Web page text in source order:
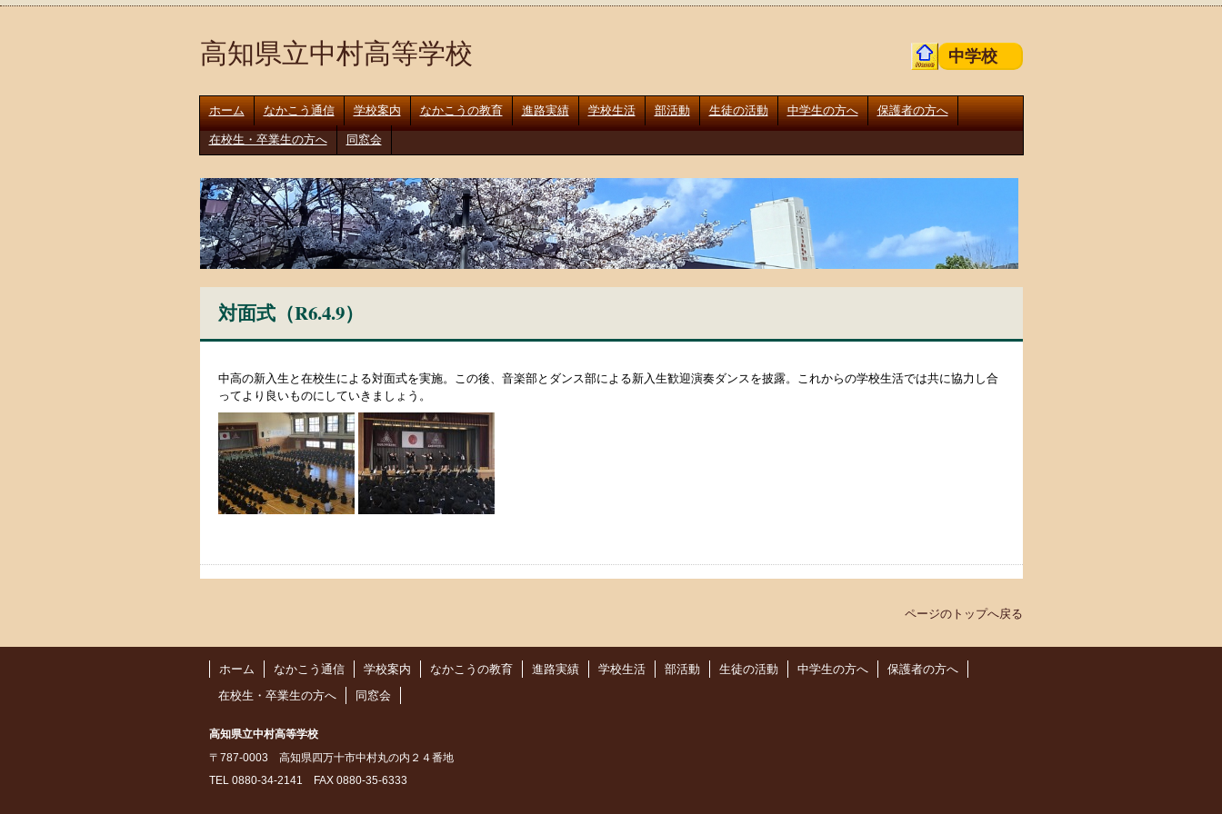
高知県立中村高等学校 中学校
ホーム なかこう通信 学校案内 なかこうの教育 進路実績 学校生活 部活動 生徒の活動 中学生の方へ 保護者の方へ
在校生・卒業生の方へ 同窓会
対面式（R6.4.9）
中高の新入生と在校生による対面式を実施。この後、音楽部とダンス部による新入生歓迎演奏ダンスを披露。これからの学校生活では共に協力し合
ってより良いものにしていきましょう。
ページのトップへ戻る
ホーム なかこう通信 学校案内 なかこうの教育 進路実績 学校生活 部活動 生徒の活動 中学生の方へ
保護者の方へ
在校生・卒業生の方へ
同窓会
高知県立中村高等学校
〒787-0003 高知県四万十市中村丸の内２４番地
TEL 0880-34-2141 FAX 0880-35-6333